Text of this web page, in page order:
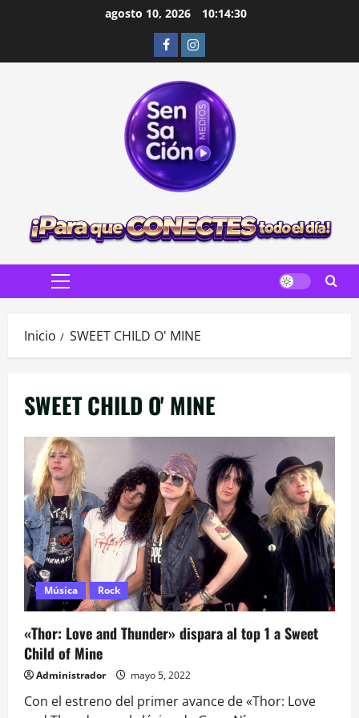
agosto 10, 2026 10:14:31
FacebookInstagram
Menú
Inicio SWEET CHILD O' MINE
SWEET CHILD O' MINE
Música Rock
«Thor: Love and Thunder» dispara al top 1 a Sweet
Child of Mine
Administrador mayo 5, 2022
Con el estreno del primer avance de «Thor: Love